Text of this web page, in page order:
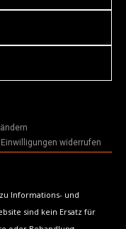
Einwilligungen widerrufen
Informations- und
sind kein Ersatz für